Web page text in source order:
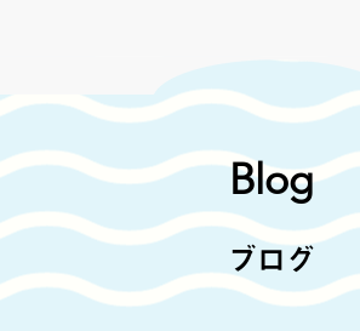
Blog
ブログ